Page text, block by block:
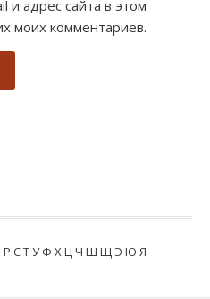
и адрес сайта в этом
моих комментариев.
Р СТУ Ф ХЦЧ Ш Щ Э Ю Я